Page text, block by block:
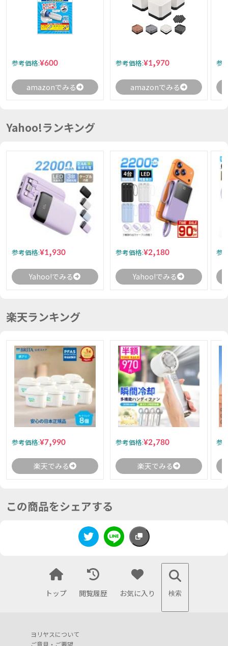
参考価格:¥600
amazonでみる
参考価格:¥1,970
amazonでみる
参
Yahoo!ランキング
参考価格:¥1,930
Yahoo!でみる
参考価格:¥2,180
Yahoo!でみる
参
楽天ランキング
参考価格:¥7,990
楽天でみる
参考価格:¥2,780
楽天でみる
参
この商品をシェアする
トップ 閲覧履歴 お気に入り 検索
ヨリヤスについて